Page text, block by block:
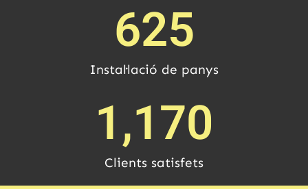
Instal·lació de panys
625
Clients satisfets
1,170